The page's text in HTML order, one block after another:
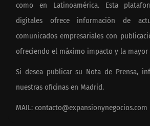
como en Latinoamérica. Esta
digitales ofrece información de
comunicados empresariales con
ofreciendo el máximo impacto y la
Si desea publicar su Nota de Prensa,
nuestras oficinas en Madrid.
MAIL: contacto@expansionynegocios.com